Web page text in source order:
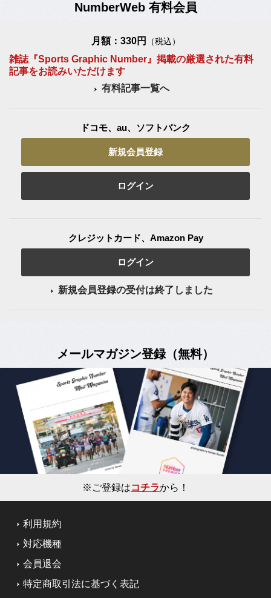
NumberWeb 有料会員
月額：330円 （税込）
雑誌『Sports Graphic Number』掲載の厳選された有料
記事をお読みいただけます
有料記事一覧へ
ドコモ、au、ソフトバンク
新規会員登録
ログイン
クレジットカード、Amazon Pay
ログイン
新規会員登録の受付は終了しました
メールマガジン登録（無料）
※ご登録はコチラから！
利用規約
対応機種
会員退会
特定商取引法に基づく表記